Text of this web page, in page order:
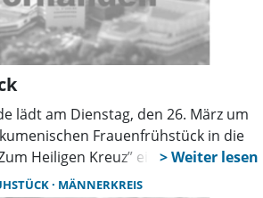
lädt am Dienstag, den 26. März um
Frauenfrühstück in die
Heiligen Kreuz” ein. Zu Beginn
Lektorin Jutta Rohrbach gefeiert.
MÄNNERKREIS